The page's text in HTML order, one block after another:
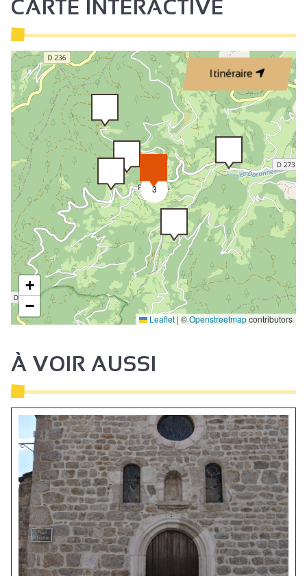
CARTE INTERACTIVE
Itinéraire
3
+
−
Leaflet | ©Openstreetmapcontributors
À VOIR AUSSI